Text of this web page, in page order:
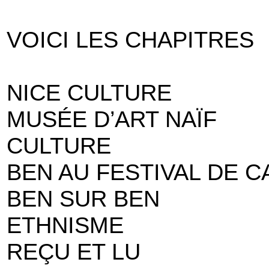
VOICI LES CHAPITRES
NICE CULTURE
MUSÉE D’ART NAÏF
CULTURE
BEN AU FESTIVAL DE
BEN SUR BEN
ETHNISME
REÇU ET LU